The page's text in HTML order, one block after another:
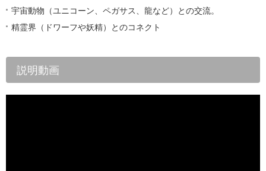
宇宙動物（ユニコーン、ペガサス、龍など）との交流。
精霊界（ドワーフや妖精）とのコネクト
説明動画